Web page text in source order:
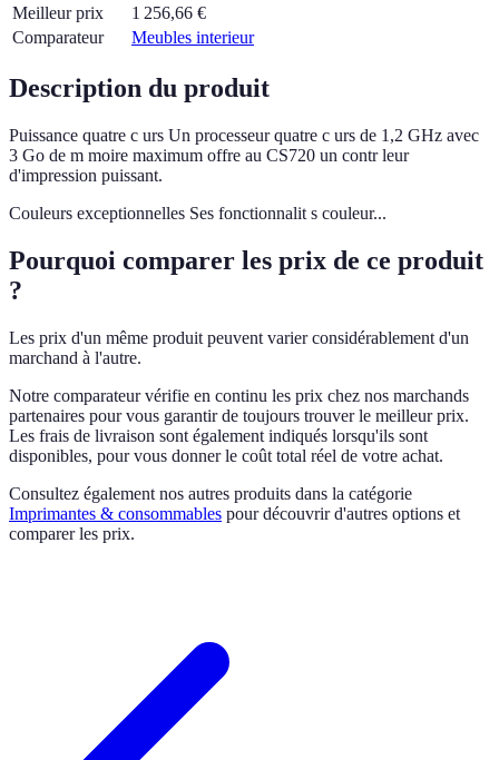
Meilleur prix
1 256,66 €
Comparateur
Meubles interieur
Description du produit
Puissance quatre c urs Un processeur quatre c urs de 1,2 GHz avec
3 Go de m moire maximum offre au CS720 un contr leur
d'impression puissant.
Couleurs exceptionnelles Ses fonctionnalit s couleur...
Pourquoi comparer les prix de ce produit
?
Les prix d'un même produit peuvent varier considérablement d'un
marchand à l'autre.
Notre comparateur vérifie en continu les prix chez nos marchands
partenaires pour vous garantir de toujours trouver le meilleur prix.
Les frais de livraison sont également indiqués lorsqu'ils sont
disponibles, pour vous donner le coût total réel de votre achat.
Consultez également nos autres produits dans la catégorie
Imprimantes & consommables pour découvrir d'autres options et
comparer les prix.